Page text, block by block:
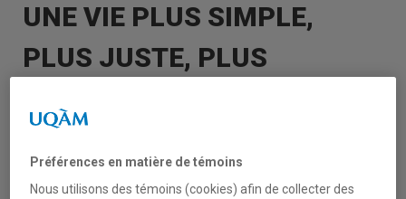
UNE VIE PLUS SIMPLE,
PLUS JUSTE, PLUS
Préférences en matière de témoins
Nous utilisons des témoins (cookies) afin de collecter des